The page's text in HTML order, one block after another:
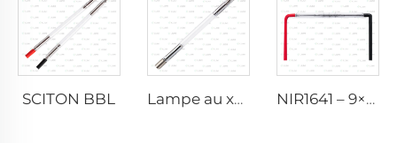
SCITON BBL Lampe au xénon IPL P1640 – 7×47×110 mm NIR1641 – 9×45×110 mm